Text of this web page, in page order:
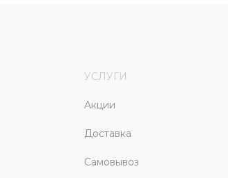
УСЛУГИ
Акции
Доставка
Самовывоз